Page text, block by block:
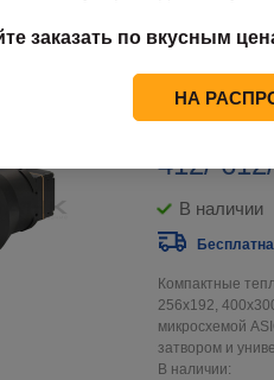
412/
В наличии
Компактные
256х192,
микросхемой
затвором и
В наличии:
заказать по вкусным
НА